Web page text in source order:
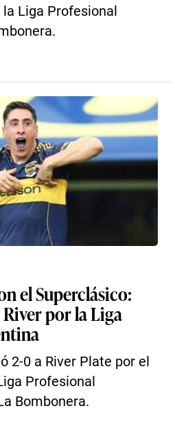
Liga Profesional
el Superclásico:
por la Liga
2-0 a River Plate por el
Profesional
Bombonera.